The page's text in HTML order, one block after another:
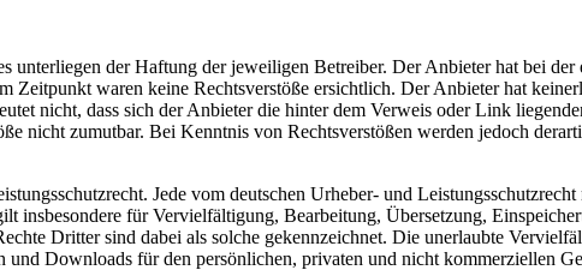
der Haftung der jeweiligen Betreiber. Der Anbieter hat bei
Zeitpunkt waren keine Rechtsverstöße ersichtlich. Der Anbieter hat
nicht, dass sich der Anbieter die hinter dem Verweis oder Link
nicht zumutbar. Bei Kenntnis von Rechtsverstößen werden jedoch
Jede vom deutschen Urheber- und
für Vervielfältigung, Bearbeitung, Übersetzung,
Dritter sind dabei als solche gekennzeichnet. Die unerlaubte
Downloads für den persönlichen, privaten und nicht kommerziellen